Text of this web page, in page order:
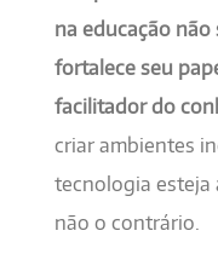
na educação
fortalece seu
facilitador do
criar ambientes
tecnologia esteja
não o contrário.